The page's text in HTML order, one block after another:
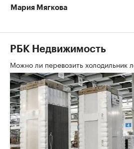
Мария Мягкова
РБК Недвижимость
Можно ли перевозить холодильник